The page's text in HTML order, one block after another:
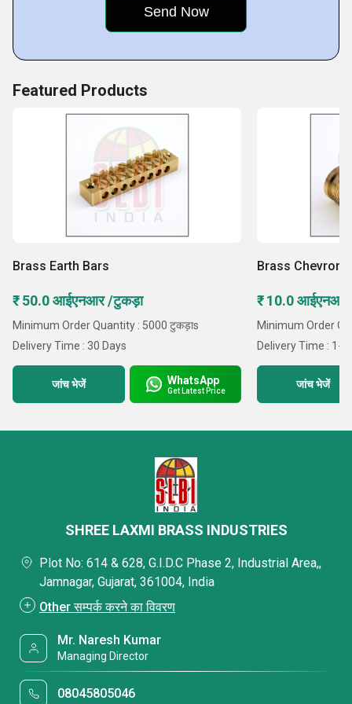
particular application need.
Featured Products
Brass Earth Bars
₹ 50.0 आईएनआर /टुकड़ा
Minimum Order Quantity : 5000 टुकड़ाs
Delivery Time : 30 Days
जांच भेजें WhatsApp
Get Latest Price
Brass Chevron
₹ 10.0 आईएनआर
Minimum Order
Delivery Time : 1-2
जांच भेजें
SHREE LAXMI BRASS INDUSTRIES
Plot No: 614 & 628, G.I.D.C Phase 2, Industrial Area,,
Jamnagar, Gujarat, 361004, India
Other सम्पर्क करने का विवरण
Mr. Naresh Kumar
Managing Director
08045805046